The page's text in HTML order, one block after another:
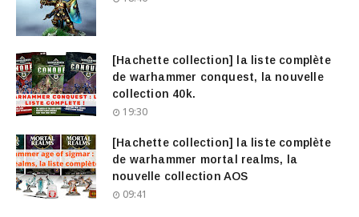
[Hachette collection] la liste complète
de warhammer conquest, la nouvelle
collection 40k.
19:30
[Hachette collection] la liste complète
de warhammer mortal realms, la
nouvelle collection AOS
09:41